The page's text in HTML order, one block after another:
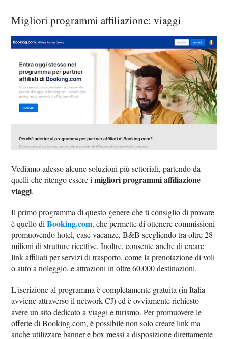
Migliori programmi affiliazione: viaggi
Vediamo adesso alcune soluzioni più settoriali, partendo da
quelli che ritengo essere imigliori programmi affiliazione
viaggi.
Il primo programma di questo genere che ti consiglio di provare
è quello diBooking.com, che permette di ottenere commissioni
promuovendo hotel, case vacanze, B&B scegliendo tra oltre 28
milioni di strutture ricettive. Inoltre, consente anche di creare
link affiliati per servizi di trasporto, come la prenotazione di voli
o auto a noleggio, e attrazioni in oltre 60.000 destinazioni.
L'iscrizione al programma è completamente gratuita (in Italia
avviene attraverso il network CJ) ed è ovviamente richiesto
avere un sito dedicato a viaggi e turismo. Per promuovere le
offerte di Booking.com, è possibile non solo creare link ma
anche utilizzare banner e box messi a disposizione direttamente